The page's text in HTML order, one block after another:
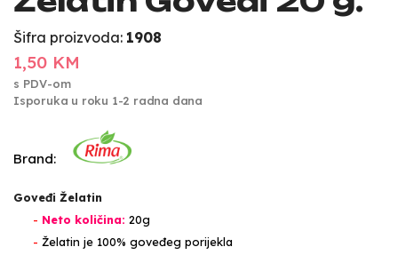
Šifra proizvoda: 1908
1,50 KM
s PDV-om
Isporuka u roku 1-2 radna dana
Brand:
Goveđi Želatin
- Neto količina: 20g
- Želatin je 100% goveđeg porijekla